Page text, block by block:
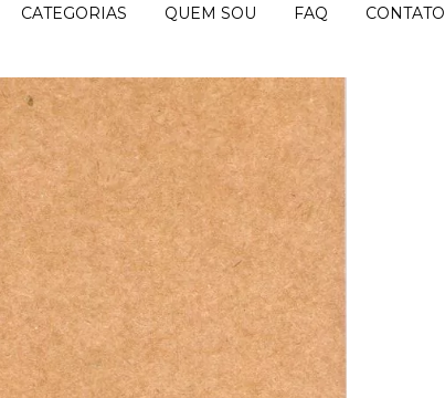
CATEGORIAS QUEM SOU FAQ CONTATO